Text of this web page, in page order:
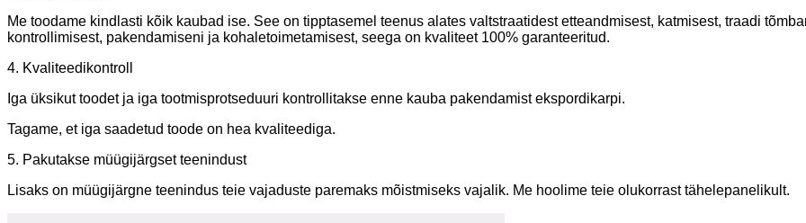
Me toodame kindlasti kõik kaubad ise. See on tipptasemel teenus alates valtstraatidest etteandmisest, katmisest, traadi
kontrollimisest, pakendamiseni ja kohaletoimetamisest, seega on kvaliteet 100% garanteeritud.
4. Kvaliteedikontroll
Iga üksikut toodet ja iga tootmisprotseduuri kontrollitakse enne kauba pakendamist ekspordikarpi.
Tagame, et iga saadetud toode on hea kvaliteediga.
5. Pakutakse müügijärgset teenindust
Lisaks on müügijärgne teenindus teie vajaduste paremaks mõistmiseks vajalik. Me hoolime teie olukorrast tähelepanelikult.